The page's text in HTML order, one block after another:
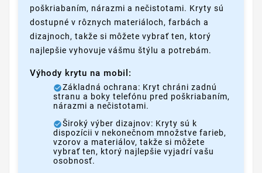
poškriabaním, nárazmi a nečistotami. Kryty sú
dostupné v rôznych materiáloch, farbách a
dizajnoch, takže si môžete vybrať ten, ktorý
najlepšie vyhovuje vášmu štýlu a potrebám.
Výhody krytu na mobil:
Základná ochrana: Kryt chráni zadnú
stranu a boky telefónu pred poškriabaním,
nárazmi a nečistotami.
Široký výber dizajnov: Kryty sú k
dispozícii v nekonečnom množstve farieb,
vzorov a materiálov, takže si môžete
vybrať ten, ktorý najlepšie vyjadrí vašu
osobnosť.